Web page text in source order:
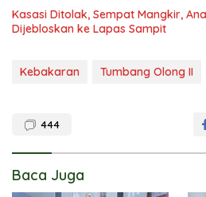
Kasasi Ditolak, Sempat Mangkir,
Dijebloskan ke Lapas Sampit
Kebakaran Tumbang Olong II
444
Baca Juga